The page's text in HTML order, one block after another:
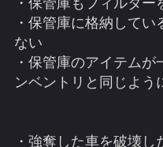
・保管庫に格納して
ない
・保管庫のアイテム
ンベントリと同じよう
・強奪した車を破壊